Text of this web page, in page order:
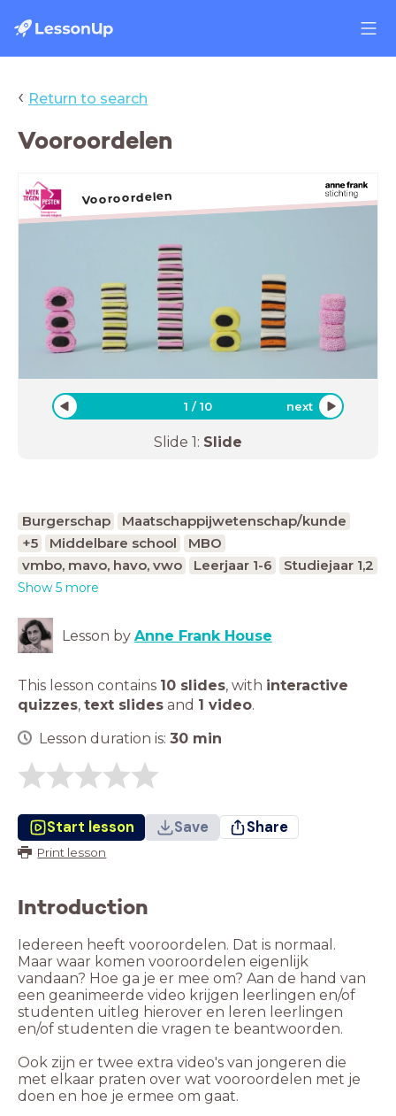
‹ Return to search
Vooroordelen
Vooroordelen
1 /10 next
Slide 1: Slide
Burgerschap
Maatschappijwetenschap/kunde
+5
Middelbare school
MBO
vmbo, mavo, havo, vwo
Leerjaar 1-6 Studiejaar 1,2
Show 5 more
Lesson by Anne Frank House
This lesson contains 10 slides, with interactive
quizzes, text slides and 1 video.
Lesson duration is: 30 min
Start lesson Save Share
Print lesson
Introduction
Iedereen heeft vooroordelen. Dat is normaal.
Maar waar komen vooroordelen eigenlijk
vandaan? Hoe ga je er mee om? Aan de hand van
een geanimeerde video krijgen leerlingen en/of
studenten uitleg hierover en leren leerlingen
en/of studenten die vragen te beantwoorden.
Ook zijn er twee extra video's van jongeren die
met elkaar praten over wat vooroordelen met je
doen en hoe je ermee om gaat.